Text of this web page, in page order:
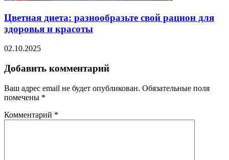
Цветная диета: разнообразьте свой рацион для
здоровья и красоты
02.10.2025
Добавить комментарий
Ваш адрес email не будет опубликован. Обязательные поля
помечены *
Комментарий *